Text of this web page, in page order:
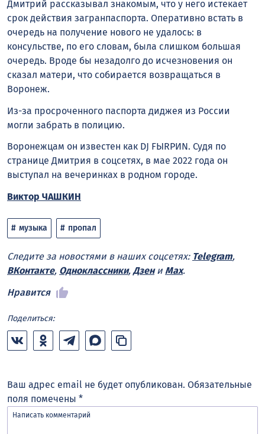
Дмитрий рассказывал знакомым, что у него истекает
срок действия загранпаспорта. Оперативно встать в
очередь на получение нового не удалось: в
консульстве, по его словам, была слишком большая
очередь. Вроде бы незадолго до исчезновения он
сказал матери, что собирается возвращаться в
Воронеж.
Из-за просроченного паспорта диджея из России
могли забрать в полицию.
Воронежцам он известен как DJ FЫRРИN. Судя по
странице Дмитрия в соцсетях, в мае 2022 года он
выступал на вечеринках в родном городе.
Виктор ЧАШКИН
музыка пропал
Следите за новостями в наших соцсетях: Telegram,
ВКонтакте, Одноклассники, Дзени Max.
Нравится
Поделиться:
Ваш адрес email не будет опубликован. Обязательные
поля помечены *